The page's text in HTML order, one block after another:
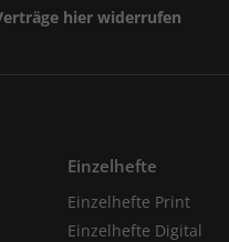
hier widerrufen
Einzelhefte
Einzelhefte Print
Einzelhefte Digital